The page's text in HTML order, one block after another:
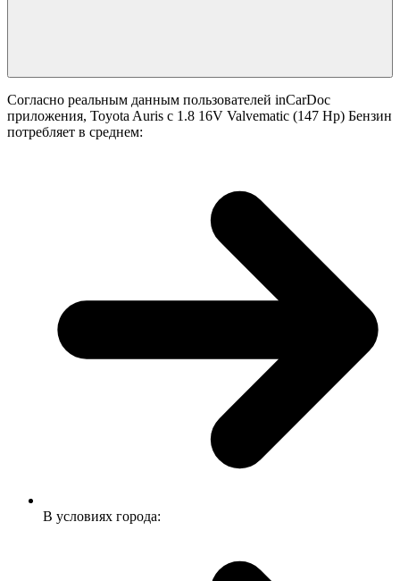
Согласно реальным данным пользователей inCarDoc
приложения, Toyota Auris с 1.8 16V Valvematic (147 Hp) Бензин
потребляет в среднем:
В условиях города: